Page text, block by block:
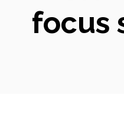
focus